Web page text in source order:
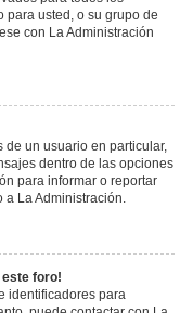
para usted, o su grupo de
con La Administración
de un usuario en particular,
dentro de las opciones
para informar o reportar
a La Administración.
este foro!
identificadores para